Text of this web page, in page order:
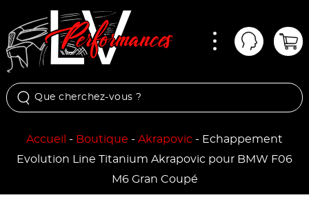
Mon
Accueil - Boutique - Akrapovic - Echappement
Evolution Line Titanium Akrapovic pour BMW F06
M6 Gran Coupé